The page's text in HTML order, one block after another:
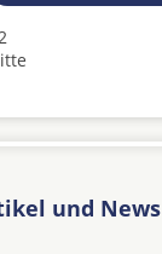
und News